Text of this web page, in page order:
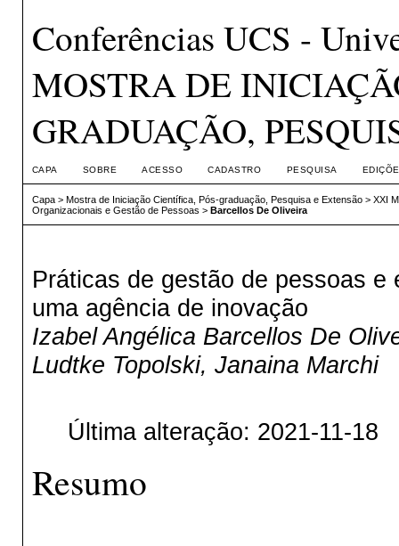
Conferências UCS -
MOSTRA DE
GRADUAÇÃO,
CAPA SOBRE ACESSO CADASTRO PESQUISA
Capa> Mostra de Iniciação Científica, Pós-graduação, Pesquisa e Extensão> XXI
Organizacionais e Gestão de Pessoas > Barcellos De Oliveira
Práticas de gestão de pessoas
uma agência de inovação
Izabel Angélica Barcellos De
Ludtke Topolski, Janaina Marchi
Última alteração: 2021-11-18
Resumo